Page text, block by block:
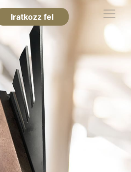
Iratkozz fel